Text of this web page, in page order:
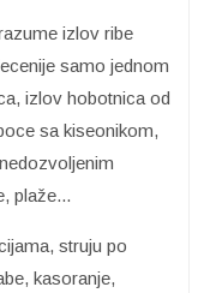
izlov ribe
samo jednom
izlov hobotnica od
sa kiseonikom,
plaže...
struju po
kasoranje,